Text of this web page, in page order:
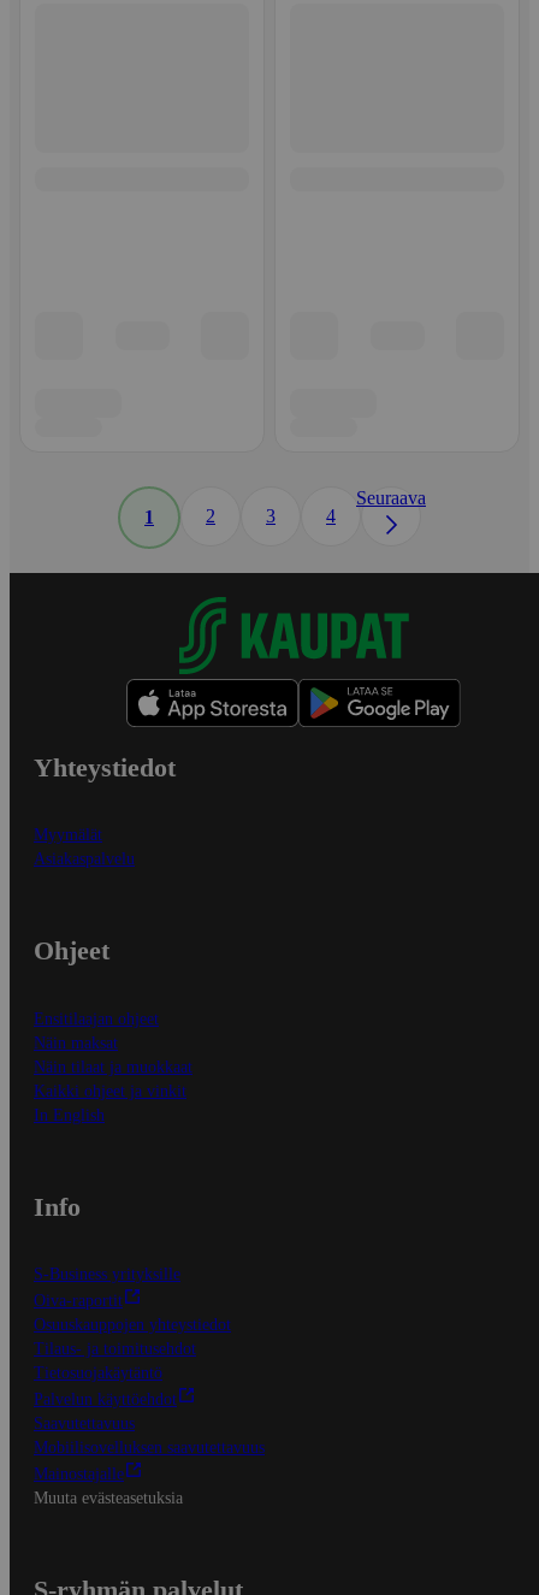
1 2 3 4
Seuraava
Yhteystiedot
Myymälät
Asiakaspalvelu
Ohjeet
Ensitilaajan ohjeet
Näin maksat
Näin tilaat ja muokkaat
Kaikki ohjeet ja vinkit
In English
Info
S-Business yrityksille
Oiva-raportit
Osuuskauppojen yhteystiedot
Tilaus- ja toimitusehdot
Tietosuojakäytäntö
Palvelun käyttöehdot
Saavutettavuus
Mobiilisovelluksen saavutettavuus
Mainostajalle
Muuta evästeasetuksia